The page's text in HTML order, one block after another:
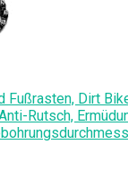
Fußrasten, Dirt
Rutsch,